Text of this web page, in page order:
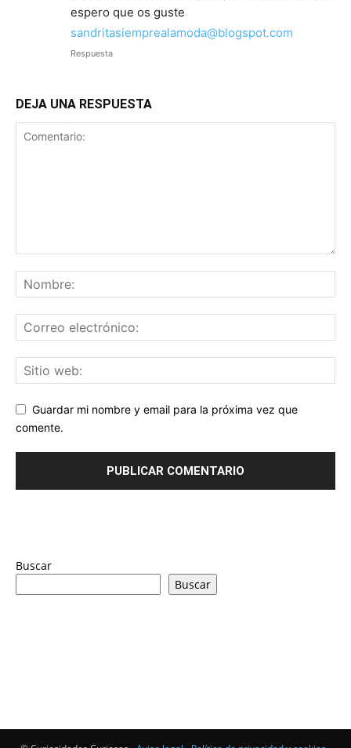
espero que os guste
sandritasiemprealamoda@blogspot.com
Respuesta
DEJA UNA RESPUESTA
Guardar mi nombre y email para la próxima vez que
comente.
Buscar
Buscar